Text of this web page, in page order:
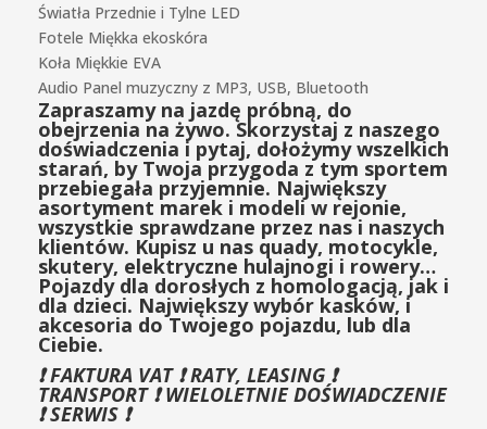
Światła Przednie i Tylne LED
Fotele Miękka ekoskóra
Koła Miękkie EVA
Audio Panel muzyczny z MP3, USB, Bluetooth
Zapraszamy na jazdę próbną, do
obejrzenia na żywo.Skorzystaj z naszego
doświadczenia i pytaj, dołożymy wszelkich
starań, by Twoja przygoda z tym sportem
przebiegała przyjemnie. Największy
asortyment marek i modeli w rejonie,
wszystkie sprawdzane przez nas i naszych
klientów. Kupisz u nas quady, motocykle,
skutery, elektryczne hulajnogi i rowery…
Pojazdy dla dorosłych z homologacją, jak i
dla dzieci. Największy wybór kasków, i
akcesoria do Twojego pojazdu, lub dla
Ciebie.
❗️ FAKTURA VAT ❗️ RATY, LEASING ❗️
TRANSPORT ❗️ WIELOLETNIE DOŚWIADCZENIE
❗️ SERWIS ❗️